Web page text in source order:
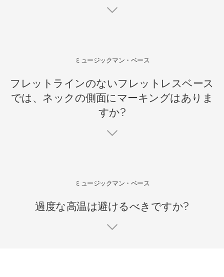
ミュージックマン・ベース
フレットラインのないフレットレスベース
では、ネックの側面にマーキングはありま
すか?
ミュージックマン・ベース
過度な高温は避けるべきですか?